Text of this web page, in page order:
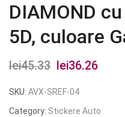
DIAMOND
5D, culoare
lei45.33
Prețul
inițial
a
lei36.26
este:
SKU: AVX-SREF-04
Category: Stickere Auto